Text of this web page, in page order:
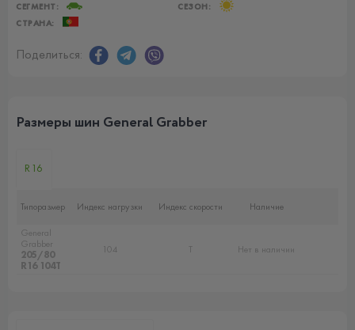
СЕГМЕНТ:
СЕЗОН:
СТРАНА:
Поделиться:
Размеры шин General Grabber
R16
Типоразмер Индекс нагрузки Индекс скорости Наличие
General
Grabber
205/80
R16 104T
104 T Нет в наличии